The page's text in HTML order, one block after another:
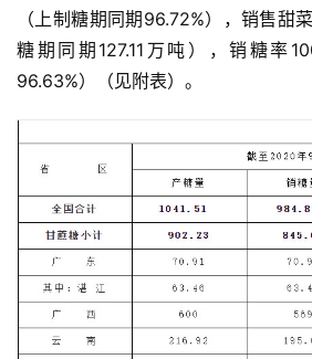
首
（上制糖期同期96.72%），销售甜
糖期同期127.11万吨），销糖率
96.63%）（见附表）。